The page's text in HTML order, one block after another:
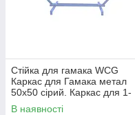
Стійка для гамака WCG
Каркас для Гамака метал
50х50 сірий. Каркас для 1-
місних і 2-х місних гамаків
В наявності